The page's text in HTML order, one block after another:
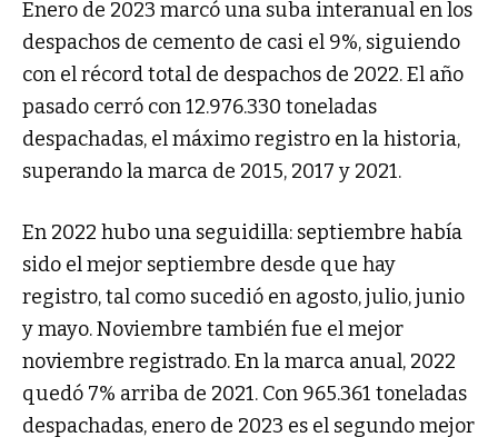
Enero de 2023 marcó una suba interanual en los
despachos de cemento de casi el 9%, siguiendo
con el récord total de despachos de 2022. El año
pasado cerró con 12.976.330 toneladas
despachadas, el máximo registro en la historia,
superando la marca de 2015, 2017 y 2021.
En 2022 hubo una seguidilla: septiembre había
sido el mejor septiembre desde que hay
registro, tal como sucedió en agosto, julio, junio
y mayo. Noviembre también fue el mejor
noviembre registrado. En la marca anual, 2022
quedó 7% arriba de 2021. Con 965.361 toneladas
despachadas, enero de 2023 es el segundo mejor